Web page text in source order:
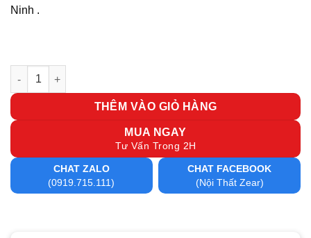
Ninh .
Tủ kệ văn phòng TK 23 số lượng
THÊM VÀO GIỎ HÀNG
MUA NGAY
Tư Vấn Trong 2H
CHAT ZALO
(0919.715.111)
CHAT FACEBOOK
(Nội Thất Zear)